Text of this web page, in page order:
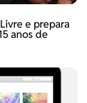
e prepara
anos de